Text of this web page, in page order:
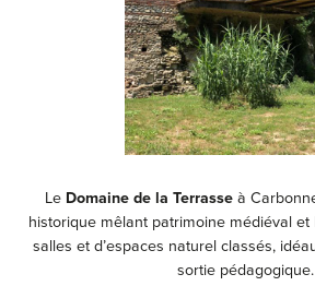
Le Domaine de la Terrasse à
historique mêlant patrimoine médiéval et
salles et d’espaces naturel classés,
sortie pédagogique.